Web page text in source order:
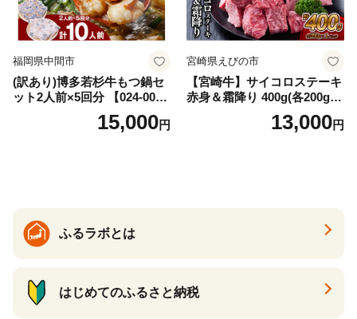
福岡県中間市
(訳あり)博多若杉牛もつ鍋セ
ット2人前×5回分 【024-002
15,000円
宮崎県えびの市
【宮崎牛】サイコロステーキ
赤身＆霜降り 400g(各200g×
１P 計2P) 真空パック 冷凍
13,000円
ふるラボとは
はじめてのふるさと納税